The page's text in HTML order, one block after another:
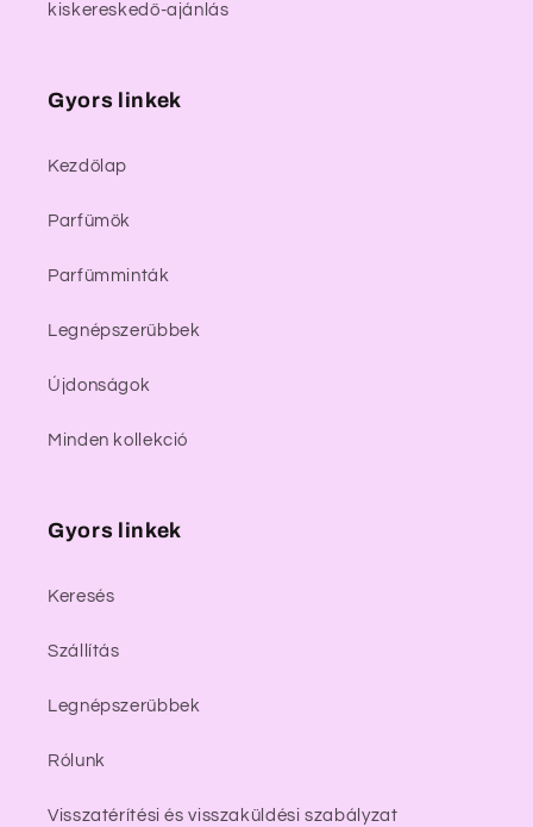
kiskereskedő-ajánlás
Gyors linkek
Kezdőlap
Parfümök
Parfümminták
Legnépszerűbbek
Újdonságok
Minden kollekció
Gyors linkek
Keresés
Szállítás
Legnépszerűbbek
Rólunk
Visszatérítési és visszaküldési szabályzat